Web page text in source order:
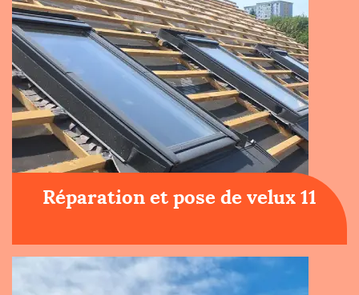
Réparation et pose de velux 11